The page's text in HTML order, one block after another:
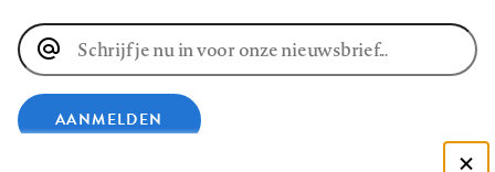
E-
mailadres
AANMELDEN